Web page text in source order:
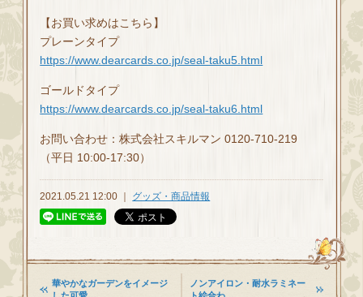
【お買い求めはこちら】
プレーンタイプ
https://www.dearcards.co.jp/seal-taku5.html
ゴールドタイプ
https://www.dearcards.co.jp/seal-taku6.html
お問い合わせ：株式会社スキルマン 0120-710-219
（平日 10:00-17:30）
2021.05.21 12:00 ｜ グッズ・商品情報
華やかなガーデンをイメージ
ノンアイロン・耐水ラミネー